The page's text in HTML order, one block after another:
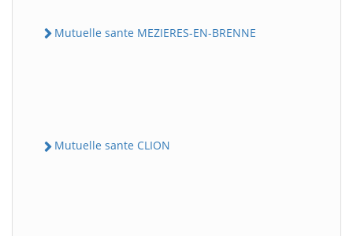
Mutuelle sante MEZIERES-EN-BRENNE
Mutuelle sante CLION